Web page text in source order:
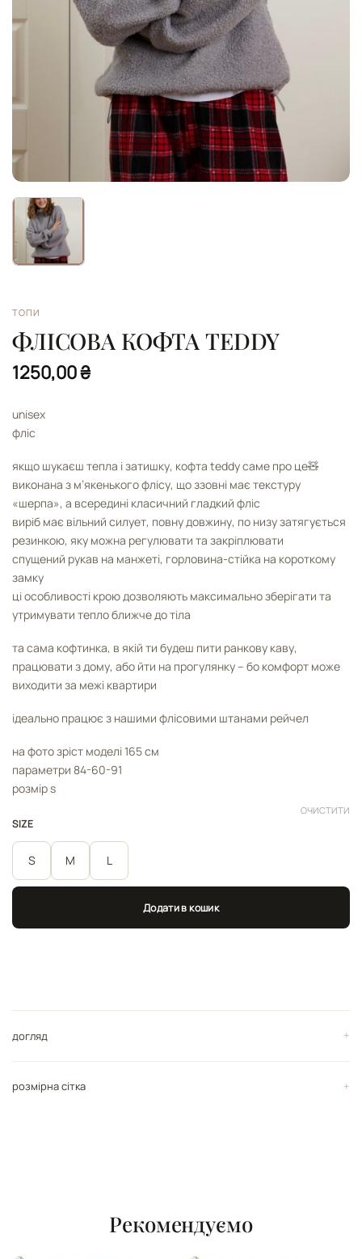
ТОПИ
ФЛІСОВА КОФТА TEDDY
1250,00₴
unisex
фліс
якщо шукаєш тепла і затишку, кофта teddy саме про це🧸
виконана з м’якенького флісу, що ззовні має текстуру
«шерпа», а всередині класичний гладкий фліс
виріб має вільний силует, повну довжину, по низу затягується
резинкою, яку можна регулювати та закріплювати
спущений рукав на манжеті, горловина-стійка на короткому
замку
ці особливості крою дозволяють максимально зберігати та
утримувати тепло ближче до тіла
та сама кофтинка, в якій ти будеш пити ранкову каву,
працювати з дому, або йти на прогулянку – бо комфорт може
виходити за межі квартири
ідеально працює з нашими флісовими штанами рейчел
на фото зріст моделі 165 см
параметри 84-60-91
розмір s
SIZE
S M L
ОЧИСТИТИ
Додати в кошик
догляд
розмірна сітка
Рекомендуємо